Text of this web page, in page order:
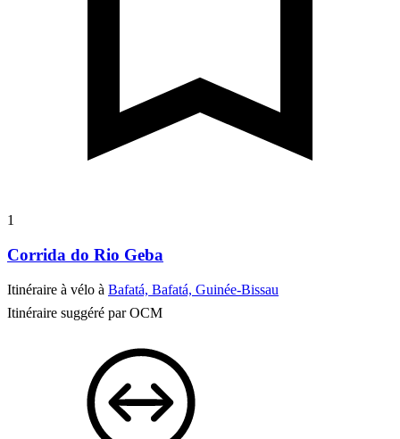
1
Corrida do Rio Geba
Itinéraire à vélo à Bafatá, Bafatá, Guinée-Bissau
Itinéraire suggéré par OCM